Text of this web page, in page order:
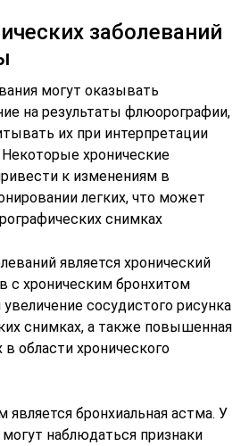
заболеваний
могут оказывать
на результаты флюорографии,
их при интерпретации
хронические
к изменениям в
легких, что может
снимках
является хронический
с хроническим бронхитом
сосудистого рисунка
снимках, а также повышенная
в области хронического
бронхиальная астма. У
наблюдаться признаки